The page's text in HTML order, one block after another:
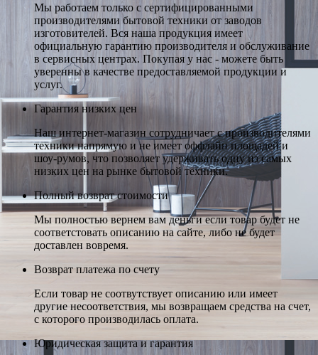
Мы работаем только с сертифицированными
производителями бытовой техники от заводов
изготовителей. Вся наша продукция имеет
официальную гарантию производителя и обслуживание
в сервисных центрах. Покупая у нас - можете быть
уверенны в качестве предоставляемой продукции и
услуг.
Гарантия низких цен
Наш интернет-магазин сотрудничает с производителями
техники напрямую и не имеет оффлайн площадей и
шоу-румов, что позволяет удерживать одну из самых
низких цен на рынке бытовой техники.
Полный возврат стоимости
Мы полностью вернем вам деньги если товар будет не
соответстовать описанию на сайте, либо не будет
доставлен вовремя.
Возврат платежа по счету
Если товар не соотвутствует описанию или имеет
другие несоответствия, мы возвращаем средства на счет,
с которого производилась оплата.
Юридическая защита и гарантия